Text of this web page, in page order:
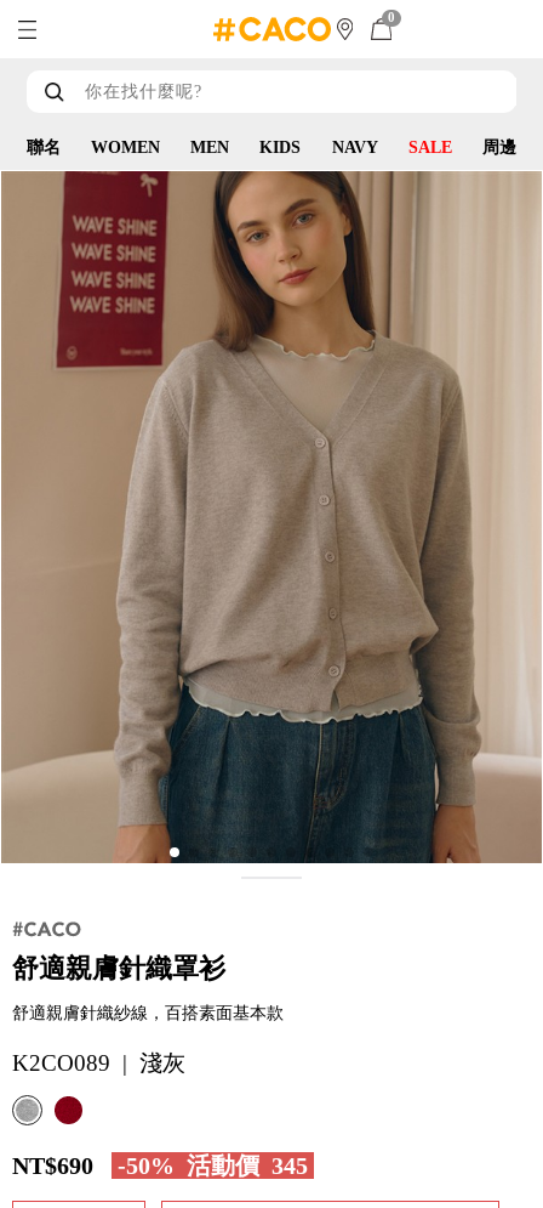
0
聯名 WOMEN MEN KIDS NAVY SALE 周邊
舒適親膚針織罩衫
舒適親膚針織紗線，百搭素面基本款
K2CO089 | 淺灰
NT$690 -50% 活動價 345